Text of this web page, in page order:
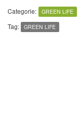
Categorie: GREEN LIFE
Tag: GREEN LIFE